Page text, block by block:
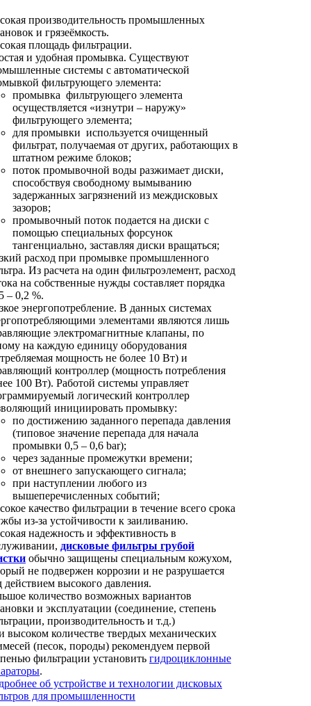
производительность промышленных
и грязеёмкость.
площадь фильтрации.
и удобная промывка. Существуют
системы с автоматической
фильтрующего элемента:
промывка фильтрующего элемента
осуществляется «изнутри – наружу»
фильтрующего элемента;
для промывки используется очищенный
фильтрат, получаемая от других, работающих в
штатном режиме блоков;
поток промывочной воды разжимает диски,
способствуя свободному вымыванию
задержанных загрязнений из междисковых
зазоров;
промывочный поток подается на диски с
помощью специальных форсунок
тангенциально, заставляя диски вращаться;
расход при промывке промышленного
Из расчета на один фильтроэлемент, расход
на собственные нужды составляет порядка
– 0,2 %.
энергопотребление. В данных системах
элементами являются лишь
электромагнитные клапаны, по
на каждую единицу оборудования
мощность не более 10 Вт) и
контроллер (мощность потребления
100 Вт). Работой системы управляет
логический контроллер
инициировать промывку:
по достижению заданного перепада давления
(типовое значение перепада для начала
промывки 0,5 – 0,6 bar);
через заданные промежутки времени;
от внешнего запускающего сигнала;
при наступлении любого из
вышеперечисленных событий;
качество фильтрации в течение всего срока
из-за устойчивости к заиливанию.
надежность и эффективность в
дисковые фильтры грубой
обычно защищены специальным кожухом,
не подвержен коррозии и не разрушается
действием высокого давления.
количество возможных вариантов
и эксплуатации (соединение, степень
производительность и т.д.)
высоком количестве твердых механических
(песок, породы) рекомендуем первой
фильтрации установить гидроциклонные
.
об устройстве и технологии дисковых
для промышленности